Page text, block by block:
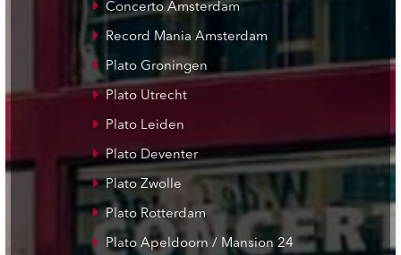
Concerto Amsterdam
Record Mania Amsterdam
Plato Groningen
Plato Utrecht
Plato Leiden
Plato Deventer
Plato Zwolle
Plato Rotterdam
Plato Apeldoorn / Mansion 24